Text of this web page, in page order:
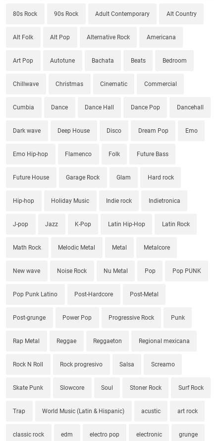
80s Rock 90s Rock Adult Contemporary Alt Country
Alt Folk Alt Pop Alternative Rock Americana
Art Pop Autotune Bachata Beats Bedroom
Chillwave Christmas Cinematic Commercial
Cumbia Dance Dance Hall Dance Pop Dancehall
Dark wave Deep House Disco Dream Pop Emo
Emo Hip-hop Flamenco Folk Future Bass
Future House Garage Rock Glam Hard rock
Hip-hop Holiday Music Indie rock Indietronica
J-pop Jazz K-Pop Latin Hip-Hop Latin Rock
Math Rock Melodic Metal Metal Metalcore
New wave Noise Rock Nu Metal Pop Pop PUNK
Pop Punk Latino Post-Hardcore Post-Metal
Post-grunge Power Pop Progressive Rock Punk
Rap Metal Reggae Reggaeton Regional mexicana
Rock N Roll Rock progresivo Salsa Screamo
Skate Punk Slowcore Soul Stoner Rock Surf Rock
Trap World Music (Latin & Hispanic) acustic art rock
classic rock edm electro pop electronic grunge